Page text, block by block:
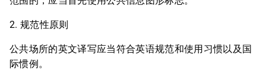
2. 规范性原则
公共场所的英文译写应当符合英语规范和使用习惯以及国
际惯例。